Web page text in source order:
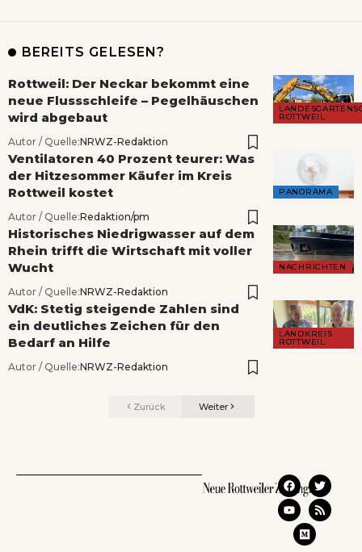
BEREITS GELESEN?
ROTTWEIL
Rottweil: Der Neckar bekommt eine
neue Flussschleife – Pegelhäuschen
wird abgebaut
Autor / Quelle:NRWZ-Redaktion
PANORAMA
Ventilatoren 40 Prozent teurer: Was
der Hitzesommer Käufer im Kreis
Rottweil kostet
Autor / Quelle:Redaktion/pm
NACHRICHTEN
Historisches Niedrigwasser auf dem
Rhein trifft die Wirtschaft mit voller
Wucht
Autor / Quelle:NRWZ-Redaktion
LANDKREIS
ROTTWEIL
VdK: Stetig steigende Zahlen sind
ein deutliches Zeichen für den
Bedarf an Hilfe
Autor / Quelle:NRWZ-Redaktion
Zurück Weiter